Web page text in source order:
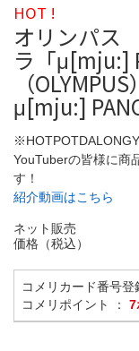
HOT !
オリンパス
ラ「μ[mju:]
（
μ[mju:]
YouTuberの皆様に商
す！
紹介動画はこちら
ネット販売
価格（税込）
コメリカード番号
コメリポイント ： 7